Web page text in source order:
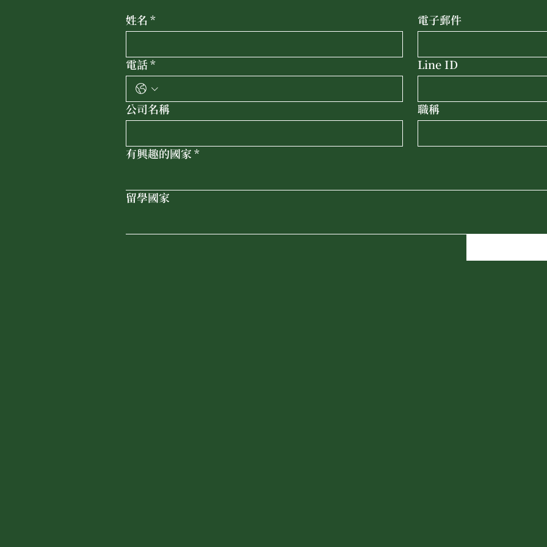
姓名* 電子郵件
電話* Line ID
公司名稱 職稱
有興趣的國家*
留學國家